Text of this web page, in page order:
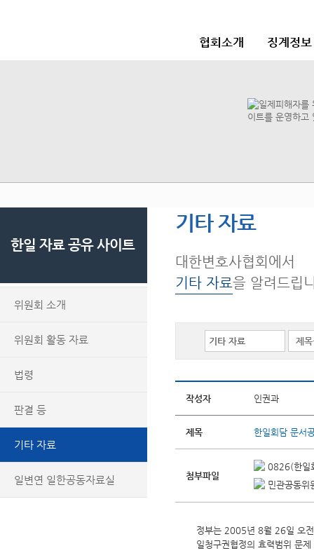
협회소개 징계정
한일 자료 공유 사이트
위원회 소개
위원회 활동 자료
법령
판결 등
기타 자료
일변연 일한공동자료실
기타 자료
대한변호사협회에서
기타 자료을 알려드립
작성자 인권과
제목 한일회담 문서
첨부파일
0826(한일
민관공동
정부는 2005년 8월 26일 오전
일청구권협정의 효력범위 문